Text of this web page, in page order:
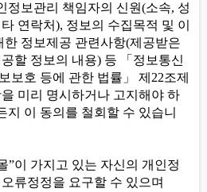
정보관리 책임자의 신원(소속, 성
연락처), 정보의 수집목적 및 이
한 정보제공 관련사항(제공받은
할 정보의 내용) 등 「 정보통신
보호 등에 관한 법률 」 제 22조제
미리 명시하거나 고지해야 하
지 이 동의를 철회할 수 있습니
”이 가지고 있는 자신의 개인정
류정정을 요구할 수 있으며